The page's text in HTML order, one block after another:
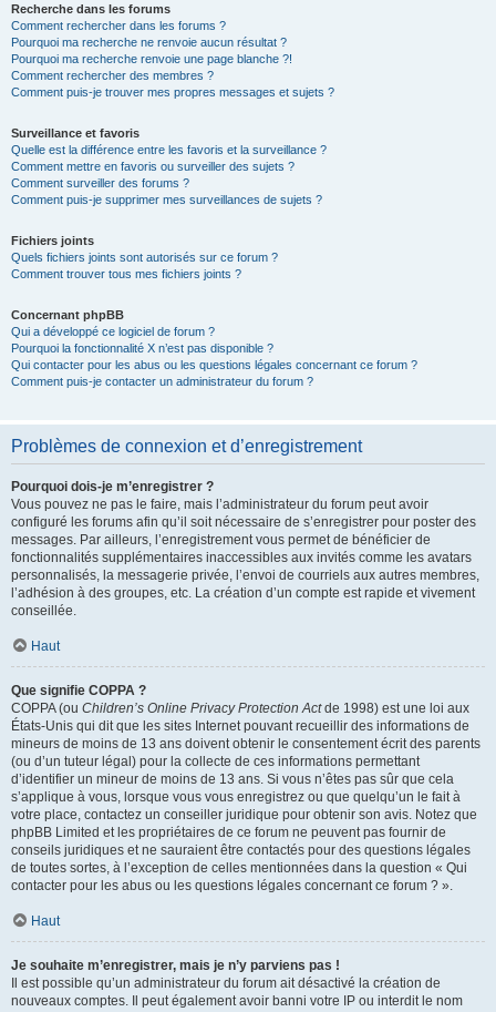
Recherche dans les forums
Comment rechercher dans les forums ?
Pourquoi ma recherche ne renvoie aucun résultat ?
Pourquoi ma recherche renvoie une page blanche ?!
Comment rechercher des membres ?
Comment puis-je trouver mes propres messages et sujets ?
Surveillance et favoris
Quelle est la différence entre les favoris et la surveillance ?
Comment mettre en favoris ou surveiller des sujets ?
Comment surveiller des forums ?
Comment puis-je supprimer mes surveillances de sujets ?
Fichiers joints
Quels fichiers joints sont autorisés sur ce forum ?
Comment trouver tous mes fichiers joints ?
Concernant phpBB
Qui a développé ce logiciel de forum ?
Pourquoi la fonctionnalité X n’est pas disponible ?
Qui contacter pour les abus ou les questions légales concernant ce forum ?
Comment puis-je contacter un administrateur du forum ?
Problèmes de connexion et d’enregistrement
Pourquoi dois-je m’enregistrer ?
Vous pouvez ne pas le faire, mais l’administrateur du forum peut avoir
configuré les forums afin qu’il soit nécessaire de s’enregistrer pour poster des
messages. Par ailleurs, l’enregistrement vous permet de bénéficier de
fonctionnalités supplémentaires inaccessibles aux invités comme les avatars
personnalisés, la messagerie privée, l’envoi de courriels aux autres membres,
l’adhésion à des groupes, etc. La création d’un compte est rapide et vivement
conseillée.
Haut
Que signifie COPPA ?
COPPA (ou Children’s Online Privacy Protection Actde 1998) est une loi aux
États-Unis qui dit que les sites Internet pouvant recueillir des informations de
mineurs de moins de 13 ans doivent obtenir le consentement écrit des parents
(ou d’un tuteur légal) pour la collecte de ces informations permettant
d’identifier un mineur de moins de 13 ans. Si vous n’êtes pas sûr que cela
s’applique à vous, lorsque vous vous enregistrez ou que quelqu’un le fait à
votre place, contactez un conseiller juridique pour obtenir son avis. Notez que
phpBB Limited et les propriétaires de ce forum ne peuvent pas fournir de
conseils juridiques et ne sauraient être contactés pour des questions légales
de toutes sortes, à l’exception de celles mentionnées dans la question « Qui
contacter pour les abus ou les questions légales concernant ce forum ? ».
Haut
Je souhaite m’enregistrer, mais je n’y parviens pas !
Il est possible qu’un administrateur du forum ait désactivé la création de
nouveaux comptes. Il peut également avoir banni votre IP ou interdit le nom